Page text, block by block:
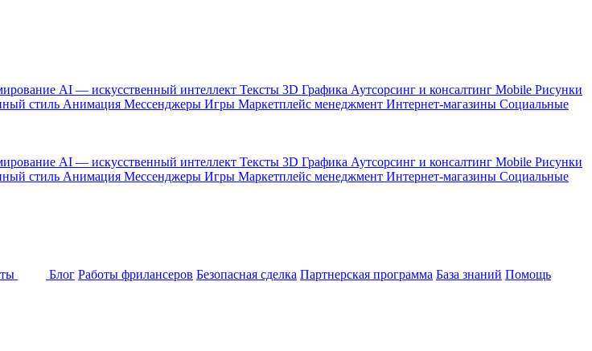
AI — искусственный интеллект Тексты 3D Графика Аутсорсинг и консалтинг Mobile Рисунки
стиль Анимация Мессенджеры Игры Маркетплейс менеджмент Интернет-магазины Социальные
AI — искусственный интеллект Тексты 3D Графика Аутсорсинг и консалтинг Mobile Рисунки
стиль Анимация Мессенджеры Игры Маркетплейс менеджмент Интернет-магазины Социальные
Блог Работы фрилансеров Безопасная сделка Партнерская программа База знаний Помощь